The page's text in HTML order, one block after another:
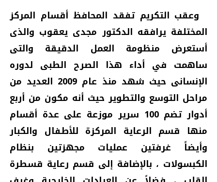
وعقب التكريم تفقد المحافظ أقسام المركز
المختلفة يرافقه الدكتور مجدى يعقوب والذى
أستعرض منظومة العمل الدقيقة والتى
ساهمت في أداء هذا الصرح الطبى لدوره
الإنسانى حيث شهد منذ عام 2009 العديد من
مراحل التوسع والتطوير حيث أنه مكون من أربع
أدوار تضم 100 سرير موزعة على عدة أقسام
منها قسم الرعاية المركزة للأطفال والكبار
وأيضاً غرفتين عمليات مجهزتين بنظام
الكبسولات ، بالإضافة إلى قسم رعاية قسطرة